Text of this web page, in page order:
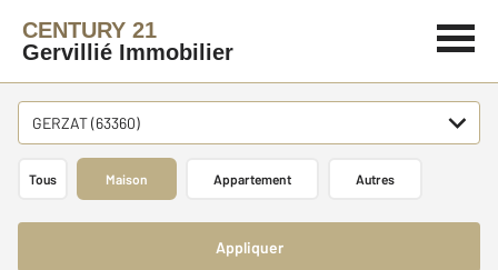
CENTURY 21
Gervillié Immobilier
GERZAT (63360)
Tous Maison Appartement Autres
Appliquer